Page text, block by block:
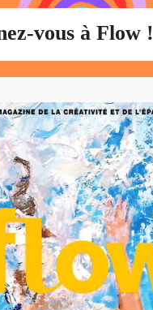
vous à Flow !